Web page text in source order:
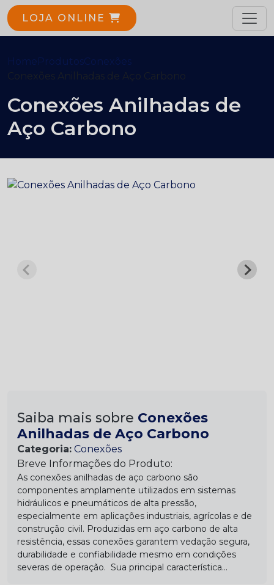
LOJA ONLINE
Home ProdutosConexões
Conexões Anilhadas de Aço Carbono
Conexões Anilhadas de
Aço Carbono
Saiba mais sobre Conexões
Anilhadas de Aço Carbono
Categoria: Conexões
Breve Informações do Produto:
As conexões anilhadas de aço carbono são
componentes amplamente utilizados em sistemas
hidráulicos e pneumáticos de alta pressão,
especialmente em aplicações industriais, agrícolas e de
construção civil. Produzidas em aço carbono de alta
resistência, essas conexões garantem vedação segura,
durabilidade e confiabilidade mesmo em condições
severas de operação. Sua principal característica...